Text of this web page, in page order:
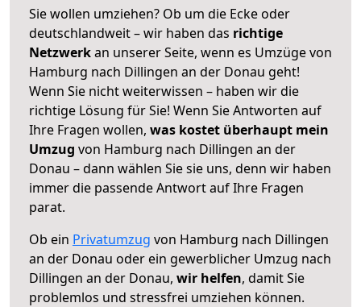
Sie wollen umziehen? Ob um die Ecke oder
deutschlandweit – wir haben das richtige
Netzwerkan unserer Seite, wenn es Umzüge von
Hamburg nach Dillingen an der Donau geht!
Wenn Sie nicht weiterwissen – haben wir die
richtige Lösung für Sie! Wenn Sie Antworten auf
Ihre Fragen wollen, was kostet überhaupt mein
Umzug von Hamburg nach Dillingen an der
Donau – dann wählen Sie sie uns, denn wir haben
immer die passende Antwort auf Ihre Fragen
parat.
Ob ein Privatumzug von Hamburg nach Dillingen
an der Donau oder ein gewerblicher Umzug nach
Dillingen an der Donau, wir helfen, damit Sie
problemlos und stressfrei umziehen können.